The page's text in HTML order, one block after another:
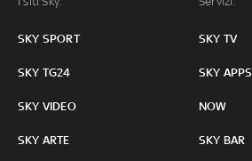
SKY SPORT
SKY TG24
SKY VIDEO
SKY ARTE
SKY TV
SKY APPS
NOW
SKY BAR